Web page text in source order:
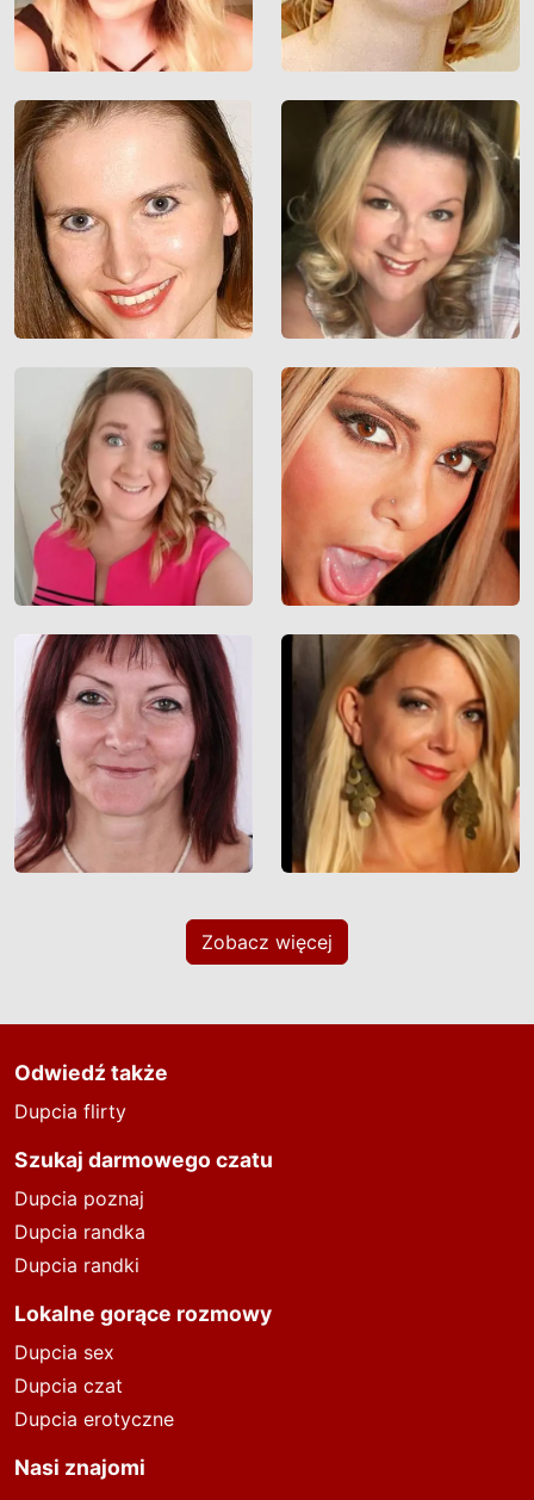
Zobacz więcej
Odwiedź także
Dupcia flirty
Szukaj darmowego czatu
Dupcia poznaj
Dupcia randka
Dupcia randki
Lokalne gorące rozmowy
Dupcia sex
Dupcia czat
Dupcia erotyczne
Nasi znajomi